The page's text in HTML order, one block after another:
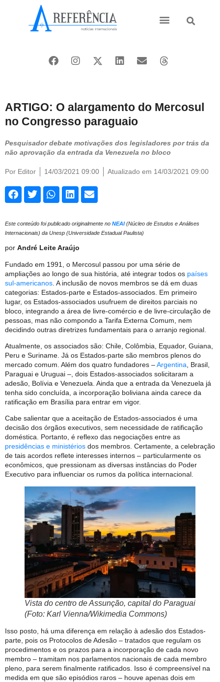
ARTIGO: O alargamento do Mercosul
no Congresso paraguaio
Pesquisador debate motivações dos legisladores por trás da
não aprovação da entrada da Venezuela no bloco
Por Editor 14/03/2021 09:00 Atualizado em 14/03/2021 09:00
Este conteúdo foi publicado originalmente no NEAI(Núcleo de Estudos e Análises
Internacionais) da Unesp (Universidade Estadual Paulista)
por André Leite Araújo
Fundado em 1991, o Mercosul passou por uma série de
ampliações ao longo de sua história, até integrar todos os países
sul-americanos . A inclusão de novos membros se dá em duas
categorias: Estados-parte e Estados-associados. Em primeiro
lugar, os Estados-associados usufruem de direitos parciais no
bloco, integrando a área de livre-comércio e de livre-circulação de
pessoas, mas não compondo a Tarifa Externa Comum, nem
decidindo outras diretrizes fundamentais para o arranjo regional.
Atualmente, os associados são: Chile, Colômbia, Equador, Guiana,
Peru e Suriname. Já os Estados-parte são membros plenos do
mercado comum. Além dos quatro fundadores –Argentina , Brasil,
Paraguai e Uruguai –, dois Estados-associados solicitaram a
adesão, Bolívia e Venezuela. Ainda que a entrada da Venezuela já
tenha sido concluída, a incorporação boliviana ainda carece da
ratificação em Brasília para entrar em vigor.
Cabe salientar que a aceitação de Estados-associados é uma
decisão dos órgãos executivos, sem necessidade de ratificação
doméstica. Portanto, é reflexo das negociações entre as
presidências e ministérios dos membros. Certamente, a celebração
de tais acordos reflete interesses internos – particularmente os
econômicos, que pressionam as diversas instâncias do Poder
Executivo para influenciar os rumos da política internacional.
Vista do centro de Assunção, capital do Paraguai
(Foto: Karl Vienna/Wikimedia Commons)
Isso posto, há uma diferença em relação à adesão dos Estados-
parte, pois os Protocolos de Adesão – tratados que regulam os
procedimentos e os prazos para a incorporação de cada novo
membro – tramitam nos parlamentos nacionais de cada membro
pleno, para serem finalmente ratificados. Isso é compreensível na
medida em que são episódios raros – houve apenas dois em